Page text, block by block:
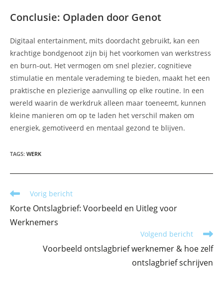
Conclusie: Opladen door Genot
Digitaal entertainment, mits doordacht gebruikt, kan een
krachtige bondgenoot zijn bij het voorkomen van werkstress
en burn-out. Het vermogen om snel plezier, cognitieve
stimulatie en mentale verademing te bieden, maakt het een
praktische en plezierige aanvulling op elke routine. In een
wereld waarin de werkdruk alleen maar toeneemt, kunnen
kleine manieren om op te laden het verschil maken om
energiek, gemotiveerd en mentaal gezond te blijven.
TAGS: WERK
Lees
artikelen
Vorig bericht
Korte Ontslagbrief: Voorbeeld en Uitleg voor
Werknemers
Volgend bericht
Voorbeeld ontslagbrief werknemer & hoe zelf
ontslagbrief schrijven